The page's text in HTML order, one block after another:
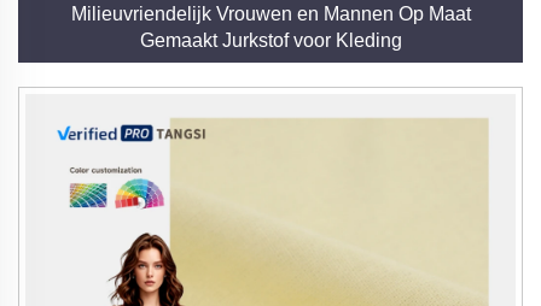
Milieuvriendelijk Vrouwen en Mannen Op Maat
Gemaakt Jurkstof voor Kleding